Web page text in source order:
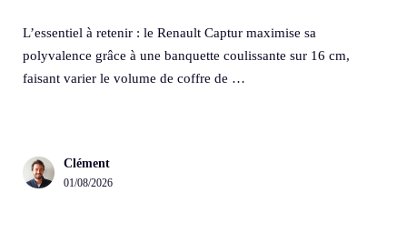
L’essentiel à retenir : le Renault Captur maximise sa
polyvalence grâce à une banquette coulissante sur 16 cm,
faisant varier le volume de coffre de …
Clément
01/08/2026